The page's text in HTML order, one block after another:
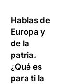
Hablas de
Europa y
de la
patria.
¿Qué es
para ti la